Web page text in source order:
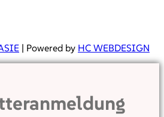
| Powered by HC WEBDESIGN